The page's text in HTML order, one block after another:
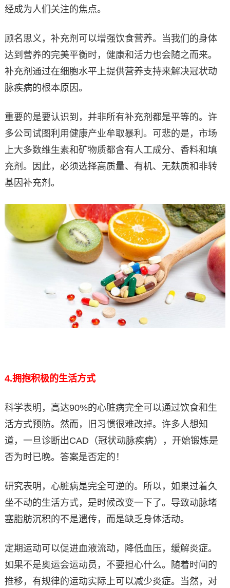
经成为人们关注的焦点。
顾名思义，补充剂可以增强饮食营养。当我们的身体
达到营养的完美平衡时，健康和活力也会随之而来。
补充剂通过在细胞水平上提供营养支持来解决冠状动
脉疾病的根本原因。
重要的是要认识到，并非所有补充剂都是平等的。许
多公司试图利用健康产业牟取暴利。可悲的是，市场
上大多数维生素和矿物质都含有人工成分、香料和填
充剂。因此，必须选择高质量、有机、无麸质和非转
基因补充剂。
4.拥抱积极的生活方式
科学表明，高达90%的心脏病完全可以通过饮食和生
活方式预防。然而，旧习惯很难改掉。许多人想知
道，一旦诊断出CAD（冠状动脉疾病），开始锻炼是
否为时已晚。答案是否定的！
研究表明，心脏病是完全可逆的。所以，如果过着久
坐不动的生活方式，是时候改变一下了。导致动脉堵
塞脂肪沉积的不是遗传，而是缺乏身体活动。
定期运动可以促进血液流动，降低血压，缓解炎症。
如果不是奥运会运动员，不要担心什么。随着时间的
推移，有规律的运动实际上可以减少炎症。当然，对